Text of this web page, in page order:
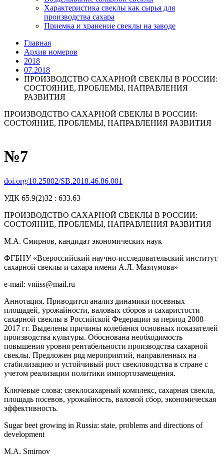
Характеристика свеклы как сырья для
производства сахара
Приемка и хранение свеклы на заводе
Главная
Архив номеров
2018
07.2018
ПРОИЗВОДСТВО САХАРНОЙ СВЕКЛЫ В РОССИИ:
СОСТОЯНИЕ, ПРОБЛЕМЫ, НАПРАВЛЕНИЯ
РАЗВИТИЯ
ПРОИЗВОДСТВО САХАРНОЙ СВЕКЛЫ В РОССИИ:
СОСТОЯНИЕ, ПРОБЛЕМЫ, НАПРАВЛЕНИЯ РАЗВИТИЯ
№7
doi.org/10.25802/SB.2018.46.86.001
УДК 65.9(2)32 : 633.63
ПРОИЗВОДСТВО САХАРНОЙ СВЕКЛЫ В РОССИИ:
СОСТОЯНИЕ, ПРОБЛЕМЫ, НАПРАВЛЕНИЯ РАЗВИТИЯ
М.А. Смирнов, кандидат экономических наук
ФГБНУ «Всероссийский научно-исследовательский институт
сахарной свеклы и сахара имени А.Л. Мазлумова»
e-mail: vniiss@mail.ru
Аннотация. Приводится анализ динамики посевных
площадей, урожайности, валовых сборов и сахаристости
сахарной свеклы в Российской Федерации за период 2008–
2017 гг. Выделены причины колебания основных показателей
производства культуры. Обоснована необходимость
повышения уровня рентабельности производства сахарной
свеклы. Предложен ряд мероприятий, направленных на
стабилизацию и устойчивый рост свекловодства в стране с
учетом реализации политики импортозамещения.
Ключевые слова: свеклосахарный комплекс, сахарная свекла,
площадь посевов, урожайность, валовой сбор, экономическая
эффективность.
Sugar beet growing in Russia: state, problems and directions of
development
М.А. Smirnov